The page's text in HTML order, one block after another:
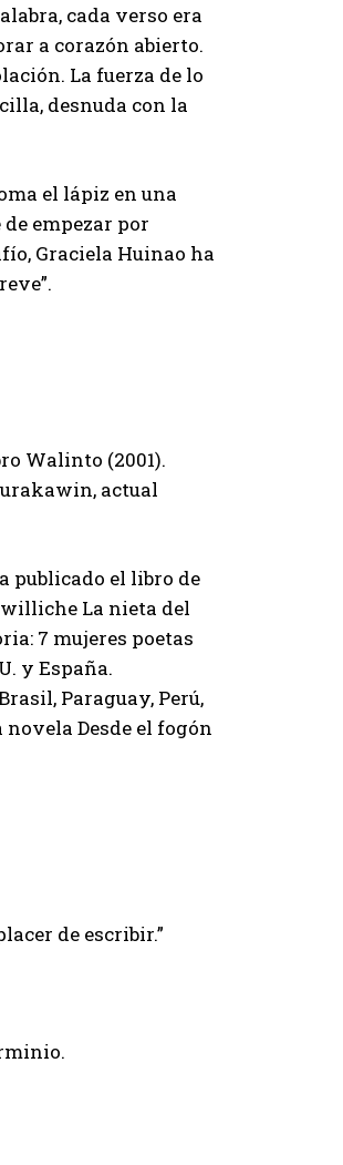
cada verso era
a corazón abierto.
La fuerza de lo
desnuda con la
el lápiz en una
empezar por
Graciela Huinao ha
Walinto (2001).
actual
publicado el libro de
La nieta del
7 mujeres poetas
y España.
Paraguay, Perú,
Desde el fogón
de escribir.”